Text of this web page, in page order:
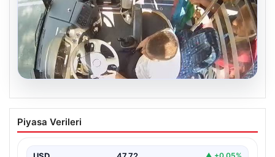
Otobüste Rahatsızlanan Yolcu Şoförün
Hızlı Müdahalesi ile Hastaneye
Piyasa Verileri